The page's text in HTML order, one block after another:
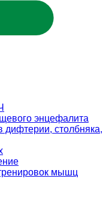
энцефалита
дифтерии, столбняка,
мышц